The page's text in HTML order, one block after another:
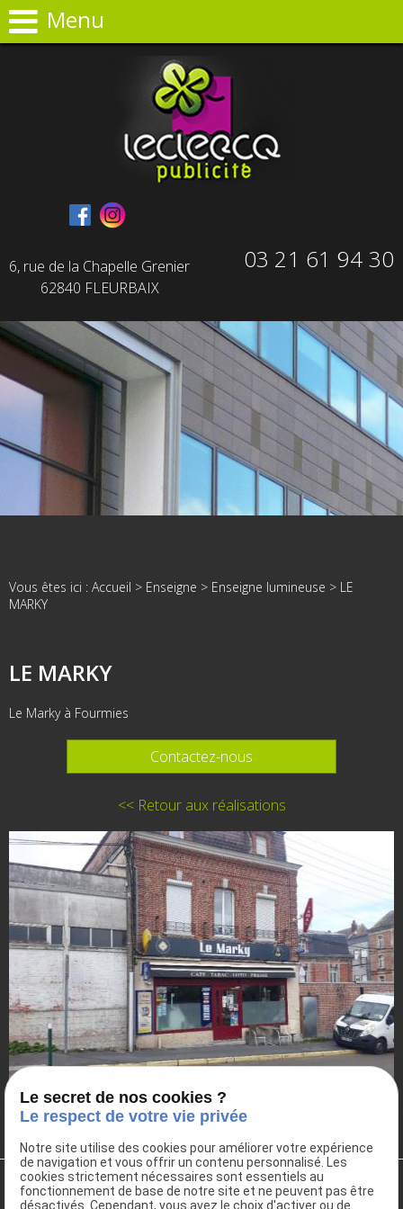
Menu
6, rue de la Chapelle Grenier
62840 FLEURBAIX
03 21 61 94 30
Vous êtes ici : Accueil > Enseigne > Enseigne lumineuse > LE
MARKY
LE MARKY
Le Marky à Fourmies
Contactez-nous
<< Retour aux réalisations
Panneau de gestion des cookies
Le secret de nos cookies ?
Le respect de votre vie privée
Notre site utilise des cookies pour améliorer votre expérience
de navigation et vous offrir un contenu personnalisé. Les
cookies strictement nécessaires sont essentiels au
fonctionnement de base de notre site et ne peuvent pas être
désactivés. Cependant, vous avez le choix d'activer ou de